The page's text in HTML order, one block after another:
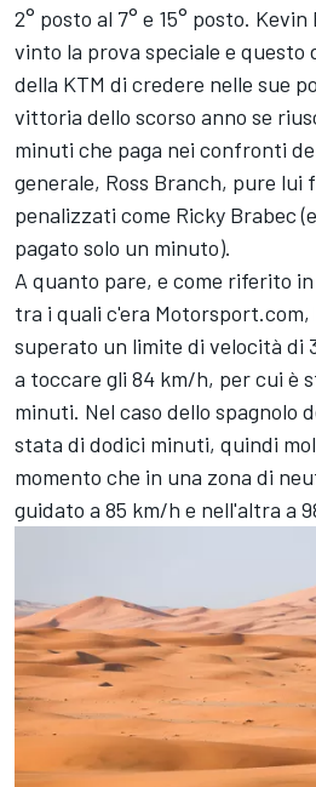
2° posto al 7° e 15° posto. Kevin
vinto la prova speciale e questo
della KTM di credere nelle sue
vittoria dello scorso anno se
minuti che paga nei confronti
generale, Ross Branch, pure lui
penalizzati come Ricky Brabec
pagato solo un minuto).
A quanto pare, e come riferito
tra i quali c'era Motorsport.com,
superato un limite di velocità di
a toccare gli 84 km/h, per cui è
minuti. Nel caso dello spagnolo
stata di dodici minuti, quindi
momento che in una zona di
guidato a 85 km/h e nell'altra a